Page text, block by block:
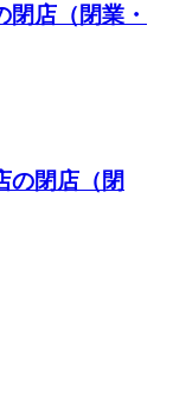
店（閉業・
の閉店（閉